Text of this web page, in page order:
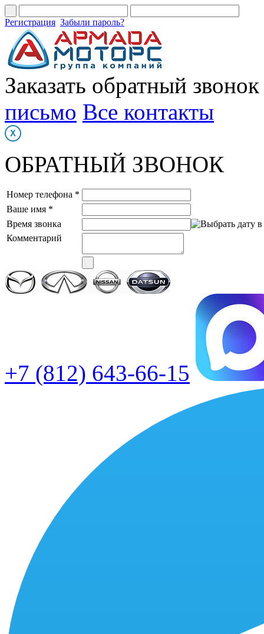
Регистрация Забыли пароль?
Заказать обратный звонок
письмо Все контакты
ОБРАТНЫЙ ЗВОНОК
Номер телефона *
Ваше имя *
Время звонка
Комментарий
+7 (812) 643-66-15